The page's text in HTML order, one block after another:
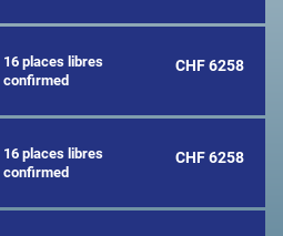
16 places libres
confirmed
CHF 6258
16 places libres
confirmed
CHF 6258